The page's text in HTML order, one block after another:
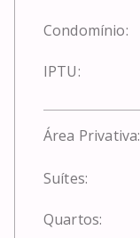
Condomínio:
IPTU:
Área Privativa:
Suítes:
Quartos: